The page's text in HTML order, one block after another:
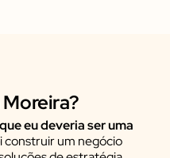
Moreira?
eu deveria ser uma
construir um negócio